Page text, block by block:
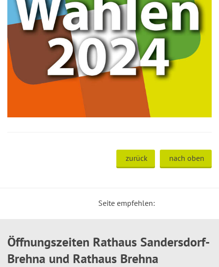
zurück nach oben
Seite empfehlen:
Öffnungszeiten Rathaus Sandersdorf-
Brehna und Rathaus Brehna